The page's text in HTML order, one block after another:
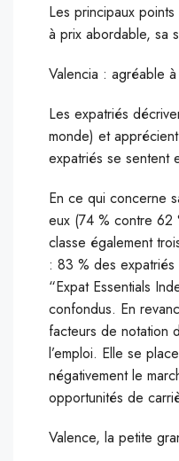
Les principaux
à prix abordable, sa
Valencia : agréable
Les expatriés
monde) et
expatriés se sentent
En ce qui concerne
eux (74 % contre 62
classe également
: 83 % des
“Expat Essentials
confondus. En
facteurs de notation
l’emploi. Elle se
négativement le
opportunités de
Valence, la petite